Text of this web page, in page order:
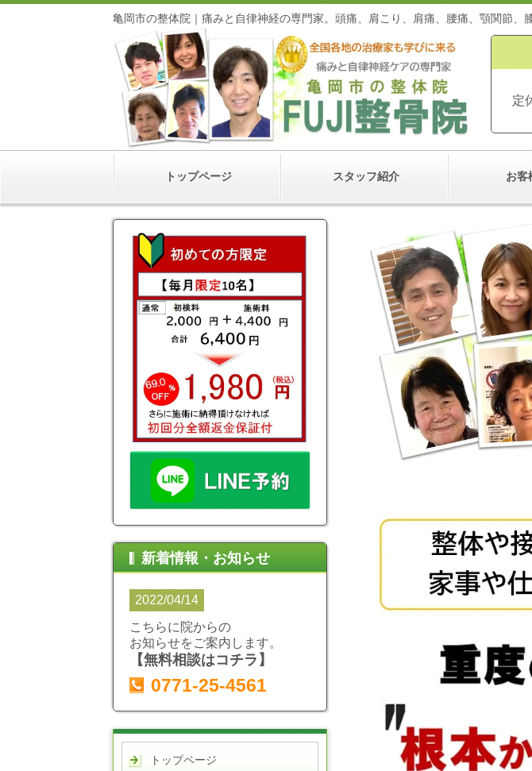
亀岡市の整体院｜痛みと自律神経の専門家。頭痛、肩こり、肩痛、腰痛、
定
トップページ スタッフ紹介 お客
新着情報・お知らせ
2022/04/14
こちらに院からの
お知らせをご案内します。
【無料相談はコチラ】
0771-25-4561
トップページ